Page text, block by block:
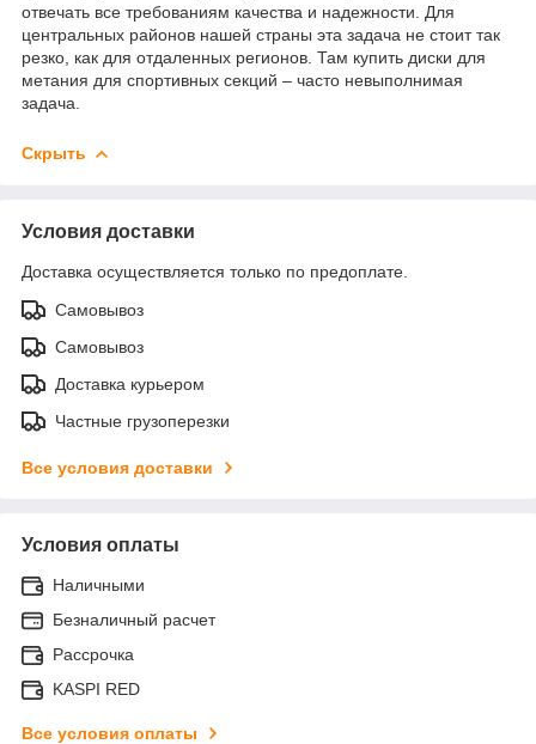
отвечать все требованиям качества и надежности. Для
центральных районов нашей страны эта задача не стоит так
резко, как для отдаленных регионов. Там купить диски для
метания для спортивных секций – часто невыполнимая
задача.
Скрыть
Условия доставки
Доставка осуществляется только по предоплате.
Самовывоз
Самовывоз
Доставка курьером
Частные грузоперезки
Все условия доставки
Условия оплаты
Наличными
Безналичный расчет
Рассрочка
KASPI RED
Все условия оплаты